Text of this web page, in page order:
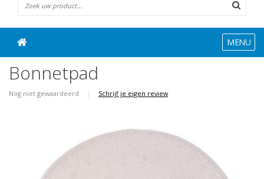
MENU
Bonnetpad
Nog niet gewaardeerd | Schrijf je eigen review